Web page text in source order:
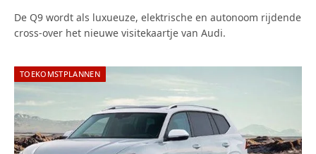
De Q9 wordt als luxueuze, elektrische en autonoom rijdende
cross-over het nieuwe visitekaartje van Audi.
TOEKOMSTPLANNEN